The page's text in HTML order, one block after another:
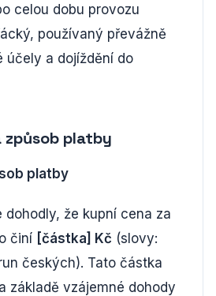
celou dobu provozu
používaný převážně
účely a dojíždění do
způsob platby
platby
dohodly, že kupní cena za
činí [částka] Kč (slovy:
českých). Tato částka
základě vzájemné dohody